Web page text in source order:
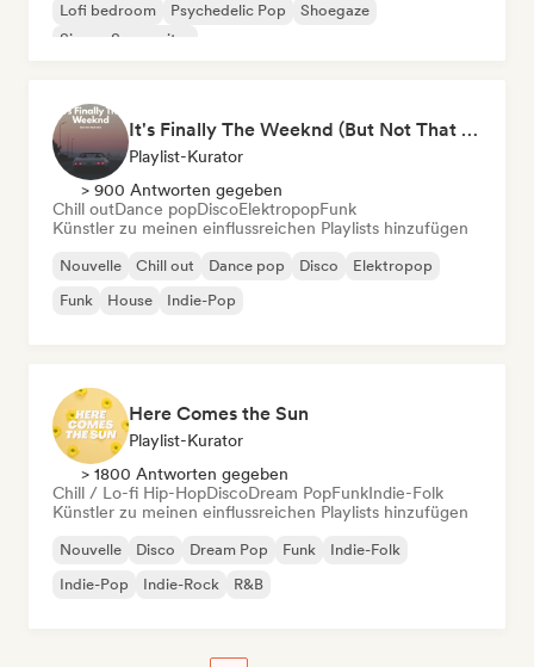
Lofi bedroom
Psychedelic Pop
Shoegaze
Singer-Songwriter
It's Finally The Weeknd (But Not That One)
Playlist-Kurator
> 900 Antworten gegeben
Chill outDance popDiscoElektropopFunk
Künstler zu meinen einflussreichen Playlists hinzufügen
Nouvelle Chill out Dance pop Disco
Elektropop
Funk
House Indie-Pop
Here Comes the Sun
Playlist-Kurator
> 1800 Antworten gegeben
Chill / Lo-fi Hip-HopDiscoDream PopFunkIndie-Folk
Künstler zu meinen einflussreichen Playlists hinzufügen
Nouvelle Disco Dream Pop Funk
Indie-Folk
Indie-Pop
Indie-Rock R&B